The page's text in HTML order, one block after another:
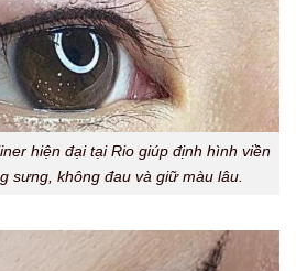
hiện đại tại Rio giúp định hình viền
sưng, không đau và giữ màu lâu.